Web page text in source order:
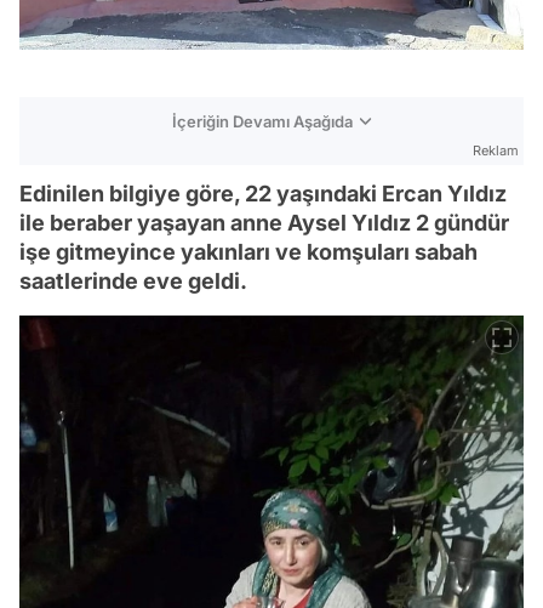
İçeriğin Devamı Aşağıda
Reklam
Edinilen bilgiye göre, 22 yaşındaki Ercan Yıldız
ile beraber yaşayan anne Aysel Yıldız 2 gündür
işe gitmeyince yakınları ve komşuları sabah
saatlerinde eve geldi.